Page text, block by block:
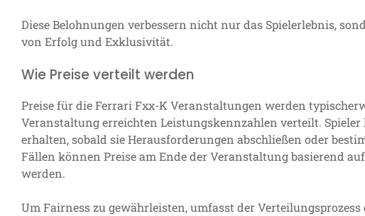
Diese Belohnungen verbessern nicht nur das Spielerlebnis,
von Erfolg und Exklusivität.
Wie Preise verteilt werden
Preise für die Ferrari Fxx-K Veranstaltungen werden
Veranstaltung erreichten Leistungskennzahlen verteilt.
erhalten, sobald sie Herausforderungen abschließen oder
Fällen können Preise am Ende der Veranstaltung basierend
werden.
Um Fairness zu gewährleisten, umfasst der